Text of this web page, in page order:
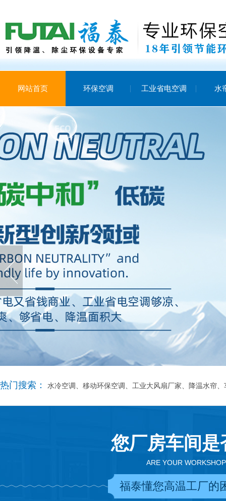
网站首页 环保空调 工业省电空调 水
热门搜索： 水冷空调、移动环保空调、工业大风扇厂家、降温水帘
您厂房车间
ARE YOUR
福泰懂您高温工厂的